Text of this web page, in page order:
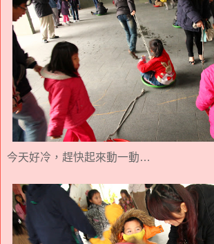
今天好冷，趕快起來動一動…